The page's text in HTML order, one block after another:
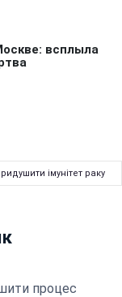
імунітет раку
процес